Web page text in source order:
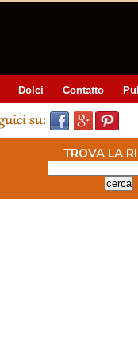
Dolci Contatto
TROVA LA